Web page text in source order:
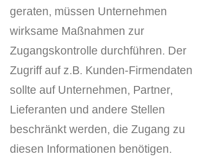
geraten, müssen Unternehmen
wirksame Maßnahmen zur
Zugangskontrolle durchführen. Der
Zugriff auf z.B. Kunden-Firmendaten
sollte auf Unternehmen, Partner,
Lieferanten und andere Stellen
beschränkt werden, die Zugang zu
diesen Informationen benötigen.